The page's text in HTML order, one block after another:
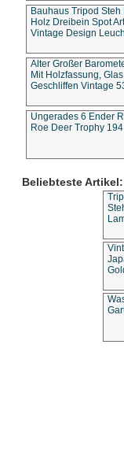
Bauhaus Tripod Steh
Holz Dreibein Spot
Vintage Design
Alter Großer
Mit Holzfassung, Glas
Geschliffen Vintage
Ungerades 6 Ender
Roe Deer Trophy
Beliebteste Artikel: